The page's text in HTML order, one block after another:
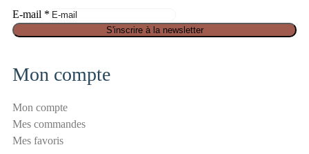
E-mail *
E
a
l
a
n
S'inscrire à la newsletter
Mon compte
Mon compte
Mes commandes
Mes favoris